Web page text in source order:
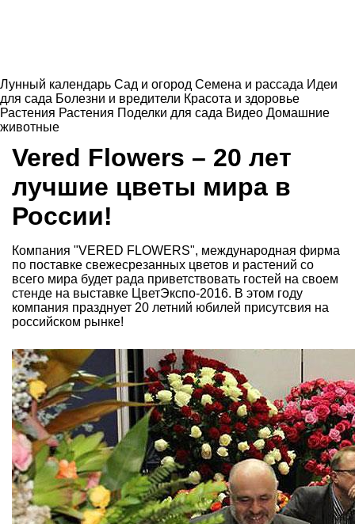
Лунный календарь Сад и огород Семена и рассада Идеи
для сада Болезни и вредители Красота и здоровье
Растения Растения Поделки для сада Видео Домашние
животные
Vered Flowers – 20 лет
лучшие цветы мира в
России!
Компания "VERED FLOWERS", международная фирма
по поставке свежесрезанных цветов и растений со
всего мира будет рада приветствовать гостей на своем
стенде на выставке ЦветЭкспо-2016. В этом году
компания празднует 20 летний юбилей присутсвия на
российском рынке!